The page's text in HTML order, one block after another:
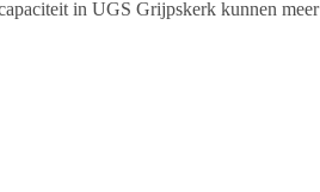
in UGS Grijpskerk kunnen